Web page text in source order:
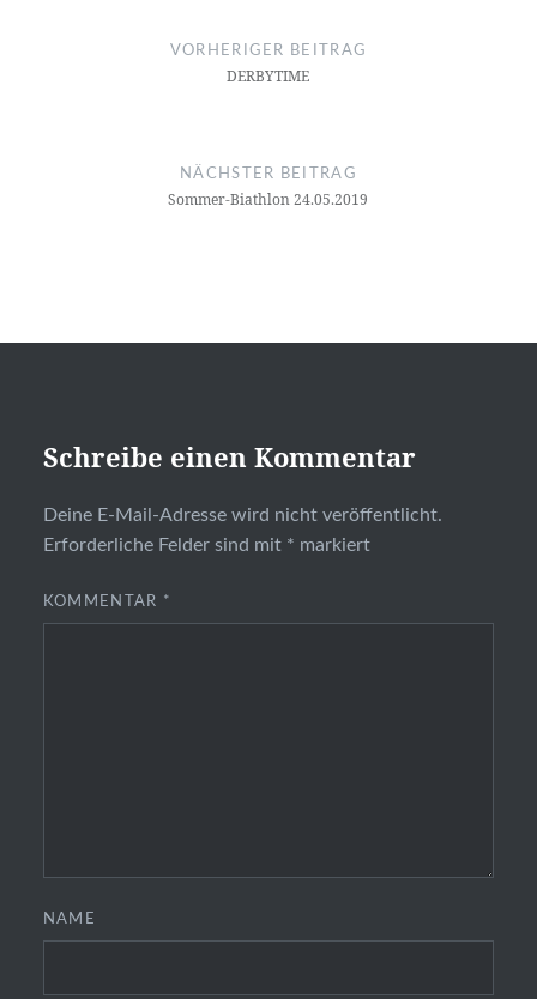
VORHERIGER BEITRAG
DERBYTIME
NÄCHSTER BEITRAG
Sommer-Biathlon 24.05.2019
Schreibe einen Kommentar
Deine E-Mail-Adresse wird nicht veröffentlicht.
Erforderliche Felder sind mit * markiert
KOMMENTAR *
NAME